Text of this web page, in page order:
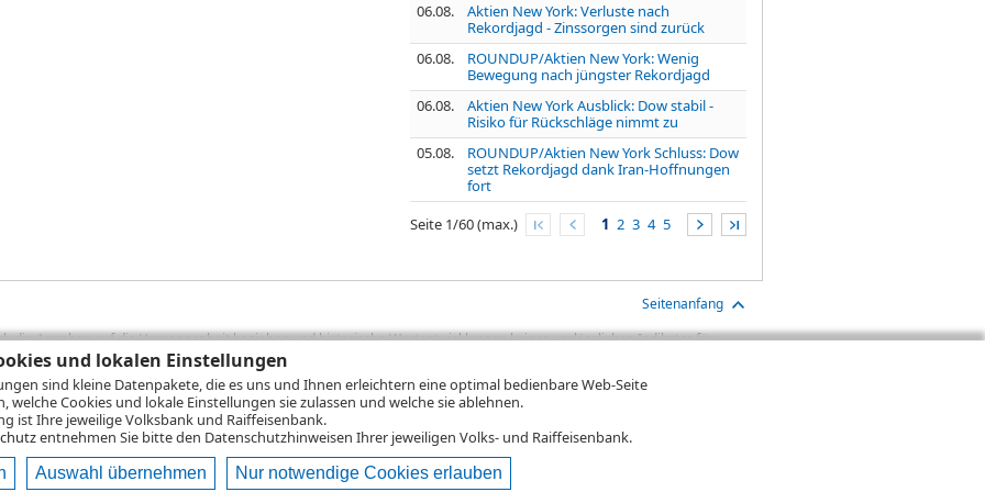
und lokalen Einstellungen
sind kleine Datenpakete, die es uns und Ihnen erleichtern eine optimal bedienbare Web-Seite
welche Cookies und lokale Einstellungen sie zulassen und welche sie ablehnen.
ist Ihre jeweilige Volksbank und Raiffeisenbank.
entnehmen Sie bitte den Datenschutzhinweisen Ihrer jeweiligen Volks- und Raiffeisenbank.
Auswahl übernehmen Nur notwendige Cookies erlauben
06.08.
Aktien New York: Verluste nach
Rekordjagd - Zinssorgen sind zurück
06.08.
ROUNDUP/Aktien New York: Wenig
Bewegung nach jüngster Rekordjagd
06.08.
Aktien New York Ausblick: Dow stabil -
Risiko für Rückschläge nimmt zu
05.08.
ROUNDUP/Aktien New York Schluss: Dow
setzt Rekordjagd dank Iran-Hoffnungen
fort
Seite 1/60(max.) 1 2 3 4 5
Seitenanfang
die Angaben auf die Vergangenheit beziehen und historische Wertentwicklungen keinen verlässlichen Indikator für
handelt es sich stets um Bruttowertangaben. Bei Bruttowertangaben sind Transaktionskosten (wie z.B.
die beim Erwerb von Wertpapieren in der Regel anfallen, nicht berücksichtigt. Oftmals kommen auch noch
können Sie auf den einzelnen Wertpapierseiten Ihre individuell bereinigte Wertentwicklung bzw.
sämtlicher Transaktionskosten und etwaigen Depotgebühren ergibt, errechnen. Falls Kurse in Fremdwährung notieren,
steigen oder fallen.